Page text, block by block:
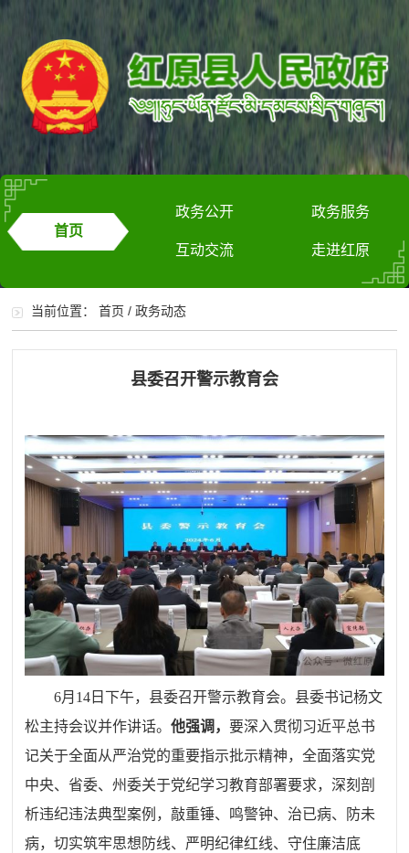
首页
政务公开 政务服务
互动交流 走进红原
当前位置：首页 /政务动态
县委召开警示教育会
6月14日下午，县委召开警示教育会。县委书记杨文
松主持会议并作讲话。他强调，要深入贯彻习近平总书
记关于全面从严治党的重要指示批示精神，全面落实党
中央、省委、州委关于党纪学习教育部署要求，深刻剖
析违纪违法典型案例，敲重锤、鸣警钟、治已病、防未
病，切实筑牢思想防线、严明纪律红线、守住廉洁底